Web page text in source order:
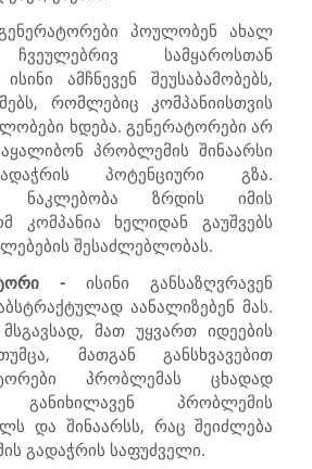
პოულობენ ახალ
სამყაროსთან
ისინი ამჩნევენ შეუსაბამობებს,
რომლებიც კომპანიისთვის
ხდება. გენერატორები არ
პრობლემის შინაარსი
პოტენციური გზა.
ნაკლებობა ზრდის იმის
კომპანია ხელიდან გაუშვებს
შესაძლებლობას.
-ისინი განსაზღვრავენ
აანალიზებენ მას.
მათ უყვართ იდეების
მათგან განსხვავებით
პრობლემას ცხადად
განიხილავენ პრობლემის
და შინაარსს, რაც შეიძლება
გადაჭრის საფუძველი.